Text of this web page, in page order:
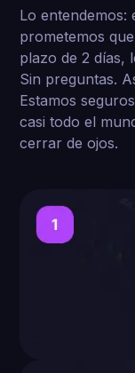
Lo entendemos:
prometemos
plazo de 2 días,
Sin preguntas.
Estamos
casi todo el
cerrar de ojos.